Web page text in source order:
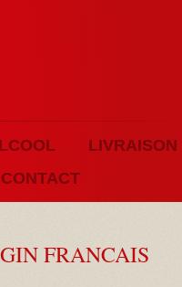
LIVRAISON
CONTACT
FRANCAIS